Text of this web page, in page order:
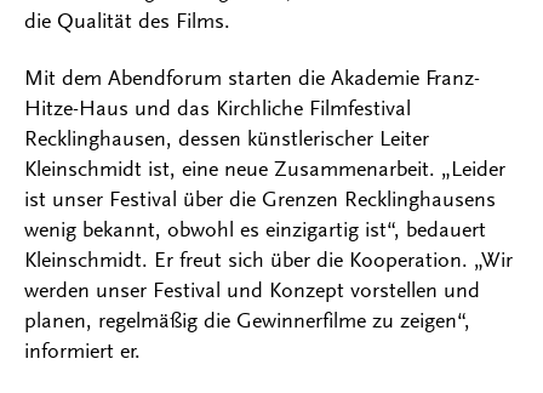
die Qualität des Films.
Mit dem Abendforum starten die Akademie Franz-
Hitze-Haus und das Kirchliche Filmfestival
Recklinghausen, dessen künstlerischer Leiter
Kleinschmidt ist, eine neue Zusammenarbeit. „Leider
ist unser Festival über die Grenzen Recklinghausens
wenig bekannt, obwohl es einzigartig ist“, bedauert
Kleinschmidt. Er freut sich über die Kooperation. „Wir
werden unser Festival und Konzept vorstellen und
planen, regelmäßig die Gewinnerfilme zu zeigen“,
informiert er.